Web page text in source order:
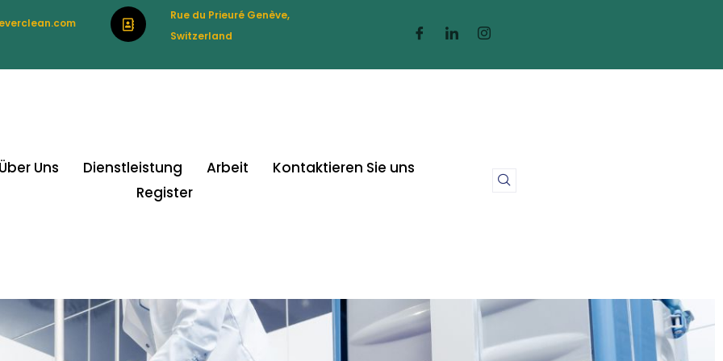
Rue du Prieuré Genève,
Switzerland
Über Uns Dienstleistung Arbeit
Kontaktieren Sie uns
Register